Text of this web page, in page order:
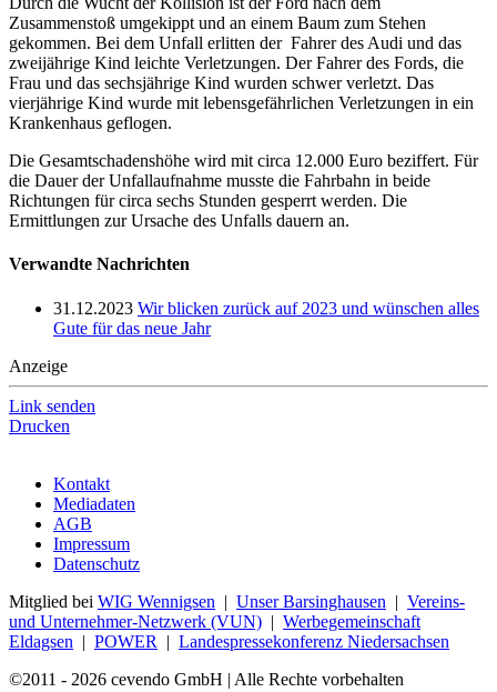
Zusammenstoß umgekippt und an einem Baum zum Stehen
gekommen. Bei dem Unfall erlitten der Fahrer des Audi und das
zweijährige Kind leichte Verletzungen. Der Fahrer des Fords, die
Frau und das sechsjährige Kind wurden schwer verletzt. Das
vierjährige Kind wurde mit lebensgefährlichen Verletzungen in ein
Krankenhaus geflogen.
Die Gesamtschadenshöhe wird mit circa 12.000 Euro beziffert. Für
die Dauer der Unfallaufnahme musste die Fahrbahn in beide
Richtungen für circa sechs Stunden gesperrt werden. Die
Ermittlungen zur Ursache des Unfalls dauern an.
Verwandte Nachrichten
31.12.2023 Wir blicken zurück auf 2023 und wünschen alles
Gute für das neue Jahr
Anzeige
Link senden
Drucken
Kontakt
Mediadaten
AGB
Impressum
Datenschutz
Mitglied bei WIG Wennigsen | Unser Barsinghausen | Vereins-
und Unternehmer-Netzwerk (VUN) | Werbegemeinschaft
Eldagsen | POWER | Landespressekonferenz Niedersachsen
©2011 - 2026 cevendo GmbH | Alle Rechte vorbehalten